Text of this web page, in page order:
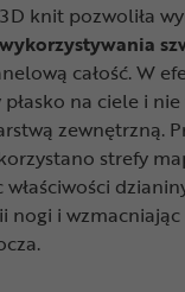
knit pozwoliła
całość. W
na ciele i
zewnętrzną.
strefy
nogi i